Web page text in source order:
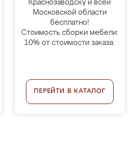
Краснозаводску и всей
Московской области
бесплатно!
Стоимость сборки мебели:
10% от стоимости заказа.
ПЕРЕЙТИ В КАТАЛОГ